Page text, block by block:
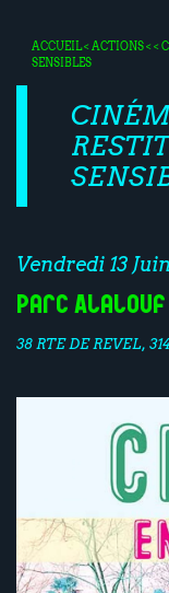
ACCUEIL<ACTIONS< <
SENSIBLES
Vendredi 13
Parc Alalouf
38 RTE DE REVEL,